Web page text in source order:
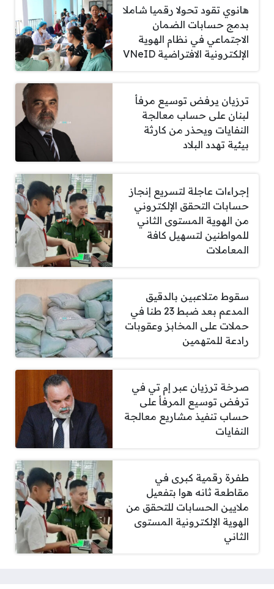
هانوي تقود تحولا رقميا شاملا
بدمج حسابات الضمان
الاجتماعي في نظام الهوية
الإلكترونية الافتراضية VNeID
ترزيان يرفض توسيع مرفأ
لبنان على حساب معالجة
النفايات ويحذر من كارثة
بيئية تهدد البلاد
إجراءات عاجلة لتسريع إنجاز
حسابات التحقق الإلكتروني
من الهوية المستوى الثاني
للمواطنين لتسهيل كافة
المعاملات
سقوط متلاعبين بالدقيق
المدعم بعد ضبط 23 طنا في
حملات على المخابز وعقوبات
رادعة للمتهمين
صرخة ترزيان عبر إم تي في
ترفض توسيع المرفأ على
حساب تنفيذ مشاريع معالجة
النفايات
طفرة رقمية كبرى في
مقاطعة ثانه هوا بتفعيل
ملايين الحسابات للتحقق من
الهوية الإلكترونية المستوى
الثاني